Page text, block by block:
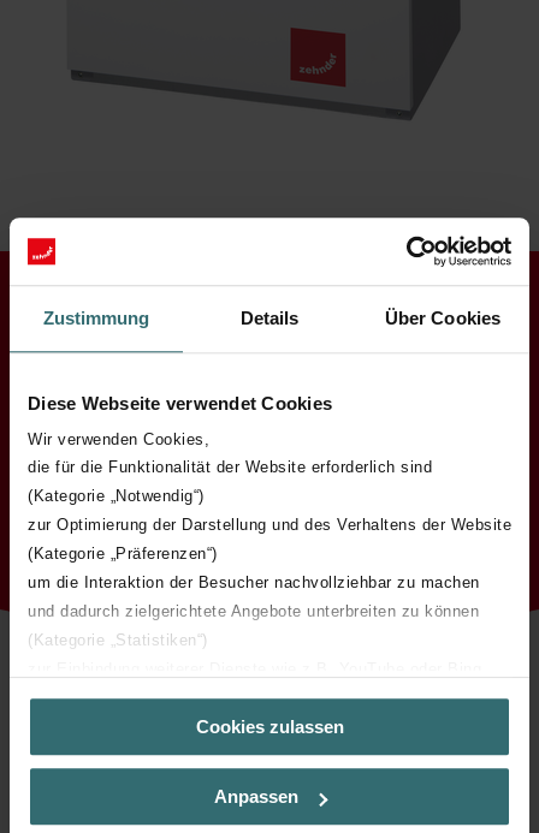
Zustimmung Details Über Cookies
Diese Webseite verwendet Cookies
Wir verwenden Cookies,
die für die Funktionalität der Website erforderlich sind
(Kategorie „Notwendig“)
zur Optimierung der Darstellung und des Verhaltens der Website
(Kategorie „Präferenzen“)
um die Interaktion der Besucher nachvollziehbar zu machen
und dadurch zielgerichtete Angebote unterbreiten zu können
(Kategorie „Statistiken“)
(Kategorie „Marketing“)
Über „Details zeigen“ bzw. die Datenschutzerklärung erhalten
Sie weitere Informationen. Durch die Auswahl der Kategorie
der Auswahl von „Statistiken“ willigen Sie ein, dass wir Ihren
Cookies zulassen
Anpassen
Zehnder originaux
Commandez maintenant